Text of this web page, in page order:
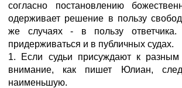
согласно постановлению
одерживает решение в пользу
же случаях - в пользу ответчика.
придерживаться и в публичных судах.
1. Если судьи присуждают к
внимание, как пишет Юлиан,
наименьшую.